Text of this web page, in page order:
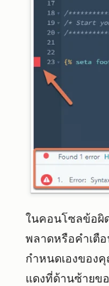
ในคอนโซลข้อผิ
พลาดหรือคำเตื
กำหนดเองของ
แดงที่ด้านซ้ายข